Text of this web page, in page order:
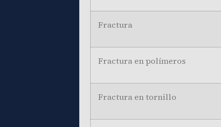
Fractura
Fractura en polímeros
Fractura en tornillo